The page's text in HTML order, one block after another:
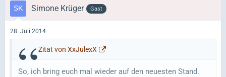
Simone Krüger Gast
28. Juli 2014
Zitat von XxJulexX
So, ich bring euch mal wieder auf den neuesten Stand.